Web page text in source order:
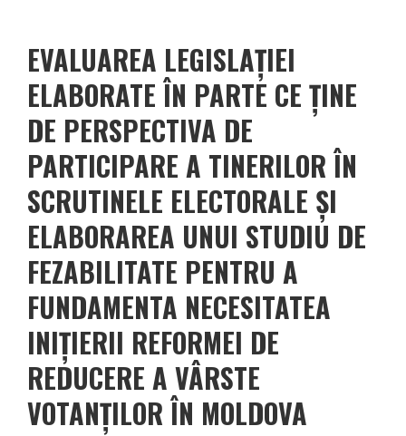
EVALUAREA LEGISLAȚIEI
ELABORATE ÎN PARTE CE ȚINE
DE PERSPECTIVA DE
PARTICIPARE A TINERILOR ÎN
SCRUTINELE ELECTORALE ȘI
ELABORAREA UNUI STUDIU DE
FEZABILITATE PENTRU A
FUNDAMENTA NECESITATEA
INIȚIERII REFORMEI DE
REDUCERE A VÂRSTE
VOTANȚILOR ÎN MOLDOVA